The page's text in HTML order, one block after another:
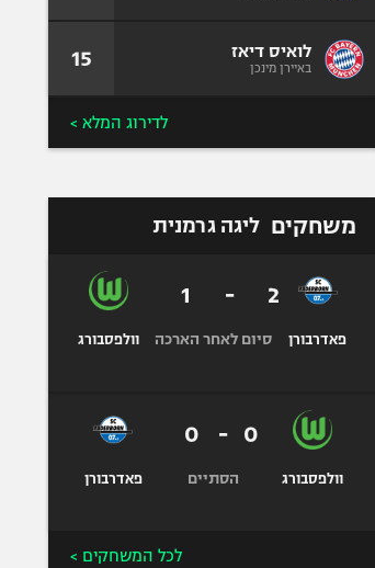
לואיס דיאז
באיירן מינכן 15
לדירוג המלא >
משחקים ליגה גרמנית
פאדרבורן
2
-
1
סיום לאחר הארכה וולפסבורג
וולפסבורג
0
-
0
הסתיים פאדרבורן
לכל המשחקים >